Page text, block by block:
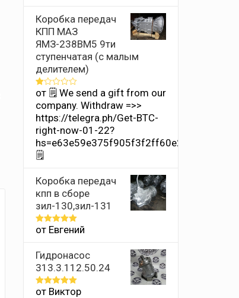
Коробка передач
КПП МАЗ
ЯМЗ-238ВМ5 9ти
ступенчатая (с малым
делителем)
Оценка
из
5
от 🗒 We send a gift from our
company. Withdrаw =>>
https://telegra.ph/Get-BTC-
right-now-01-22?
hs=e63e59e375f905f3f2ff60e2011659ff&
🗒
Коробка передач
кпп в сборе
зил-130,зил-131
Оценка5
от Евгений
Гидронасос
313.3.112.50.24
Оценка5
от Виктор